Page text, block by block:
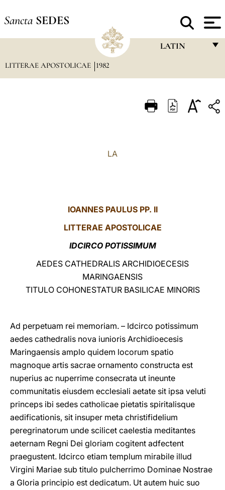
Sancta SEDES
LATIN
ITALIANO
中文
LITTERAE APOSTOLICAE 1982
LA
IOANNES PAULUS PP. II
LITTERAE APOSTOLICAE
IDCIRCO POTISSIMUM
AEDES CATHEDRALIS ARCHIDIOECESIS
MARINGAENSIS
TITULO COHONESTATUR BASILICAE MINORIS
Ad perpetuam rei memoriam. – Idcirco potissimum
aedes cathedralis nova iunioris Archidioecesis
Maringaensis amplo quidem locorum spatio
magnoque artis sacrae ornamento constructa est
nuperius ac nuperrime cοnsecrata ut ineunte
communitatis eiusdem ecclesiali aetate sit ipsa veluti
princeps ibi sedes catholicae pietatis spiritalisque
aedificationis, sit insuper meta christifidelium
peregrinatorum unde scilicet caelestia meditantes
aeternam Regni Dei gloriam cogitent adfectent
praegustent. Idcirco etiam templum mirabile illud
Virgini Mariae sub titulo pulcherrimo Dominae Nostrae
a Gloria principio est dedicatum. Ut autem huic suo